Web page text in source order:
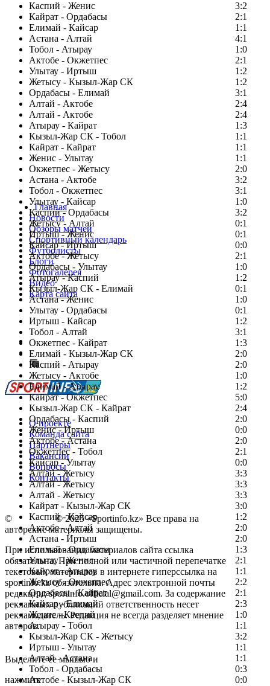
Каспий - Женис
3:2
Кайрат - Ордабасы
2:1
Елимай - Кайсар
1:1
Астана - Алтай
4:1
Тобол - Атырау
1:0
Актобе - Окжетпес
2:1
Улытау - Иртыш
1:2
Жетысу - Кызыл-Жар СК
1:2
Ордабасы - Елимай
3:1
Алтай - Актобе
2:4
Алтай - Актобе
2:4
Атырау - Кайрат
1:3
Кызыл-Жар СК - Тобол
1:1
Кайрат - Кайрат
1:1
Женис - Улытау
1:1
Окжетпес - Жетысу
2:0
Астана - Актобе
3:2
Тобол - Окжетпес
3:1
Улытау - Кайсар
1:0
Каспий - Ордабасы
3:2
Жетысу - Алтай
0:1
Иртыш - Женис
0:1
Кайсар - Иртыш
0:0
Актобе - Жетысу
2:1
Ордабасы - Улытау
1:0
Атырау - Каспий
1:2
Кызыл-Жар СК - Елимай
0:1
Астана - Женис
1:0
Улытау - Ордабасы
0:1
Иртыш - Кайсар
1:2
Тобол - Алтай
3:1
Окжетпес - Кайрат
1:3
Елимай - Кызыл-Жар СК
2:0
Каспий - Атырау
2:0
Жетысу - Актобе
1:0
Елимай - Атырау
1:2
Кайрат - Окжетпес
5:0
Кызыл-Жар СК - Кайрат
2:4
Ордабасы - Каспий
2:0
Женис - Иртыш
0:0
Актобе - Астана
2:0
Окжетпес - Тобол
2:1
Кайсар - Улытау
0:0
Алтай - Жетысу
3:3
Алтай - Жетысу
3:3
Алтай - Жетысу
3:3
Кайрат - Кызыл-Жар СК
3:0
Каспий - Кайсар
1:2
Актобе - Алтай
2:0
Астана - Иртыш
2:0
Елимай - Ордабасы
1:3
Улытау - Женис
2:1
Кайрат - Атырау
1:1
Жетысу - Окжетпес
2:2
Ордабасы - Кайрат
2:1
Кайсар - Елимай
2:3
Женис - Каспий
1:0
Атырау - Тобол
1:1
Кызыл-Жар СК - Жетысу
3:2
Иртыш - Улытау
1:1
Алтай - Астана
1:1
Тобол - Ордабасы
0:3
Актобе - Кызыл-Жар СК
0:0
Главная
Новости
Обзоры матчей
Спортивный календарь
Футболисты
Блоги
Фотогалерея
Видео
Карта сайта
Есть идея?
Сообщить о мероприятии
Перейти на старый сайт
О проекте
Команда сайта
Партнеры
Вакансии
Вопросы
Контакты
© Copyright© 2025 «Sportinfo.kz» Все права на
авторские материалы защищены.
При использовании материалов сайта ссылка
обязательна. При полной или частичной перепечатке
текстовых материалов в интернете гиперссылка на
sportinfo.kz обязательна. Адрес электронной почты
редакции: sportinfo.official@gmail.com. За содержание
рекламных публикаций ответственность несет
рекламодатель. Редакция не всегда разделяет мнение
авторов.
Заметили ошибку в тексте?
Выделите ее мышью и
нажмите